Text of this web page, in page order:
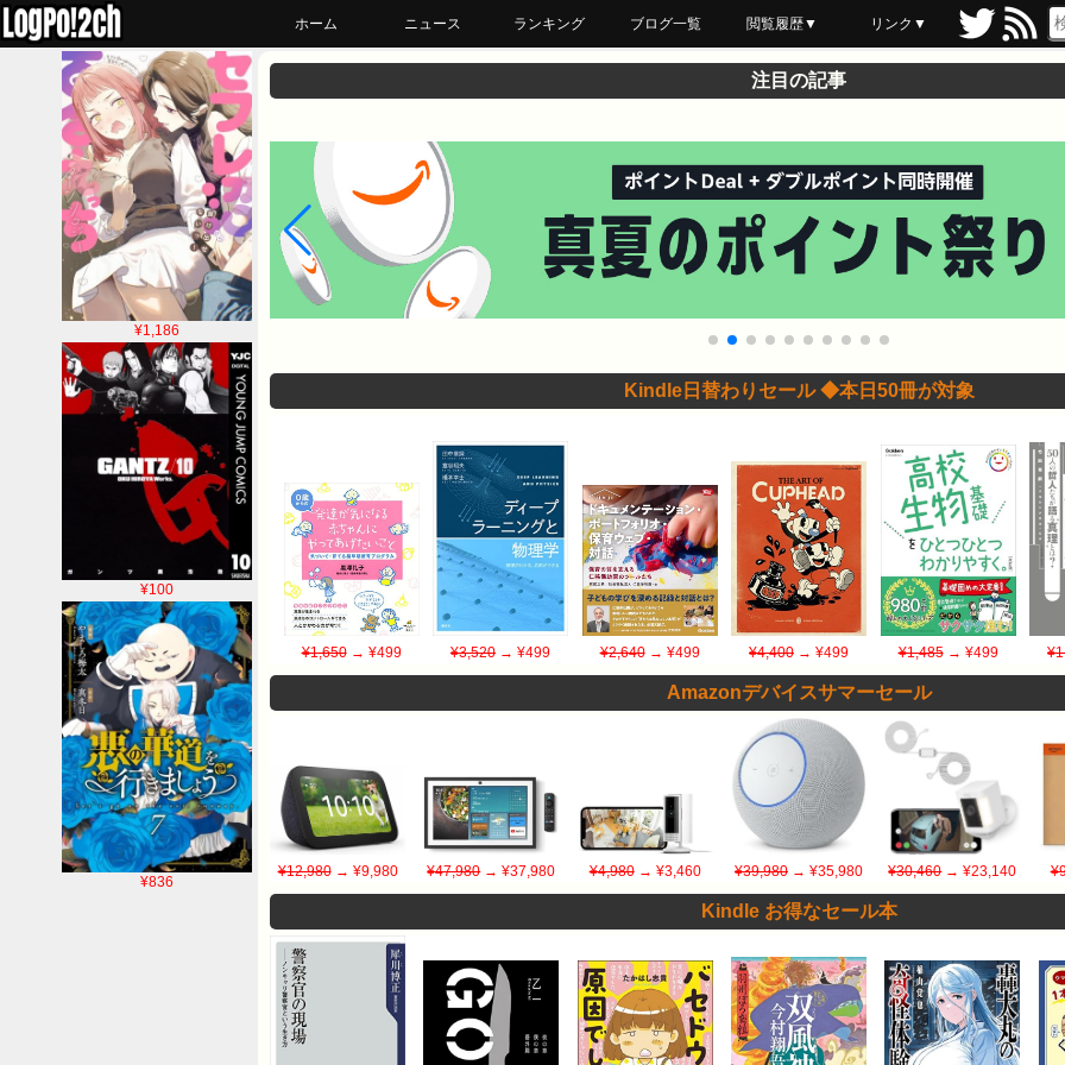
ホーム ニュース ランキング ブログ一覧 閲覧履歴▼
最近読んだ
あとで読む
ブックマーク
リンク▼
¥1,186
¥100
¥836
注目の記事
Kindle日替わりセール ◆本日50冊が対象
¥1,650→ ¥499 ¥3,520 → ¥499 ¥2,640→ ¥499 ¥4,400 → ¥499 ¥1,485→ ¥499
Amazonデバイスサマーセール
¥12,980→ ¥9,980 ¥47,980→ ¥37,980 ¥4,980→ ¥3,460 ¥39,980→ ¥35,980 ¥30,460→ ¥23,140
Kindle お得なセール本